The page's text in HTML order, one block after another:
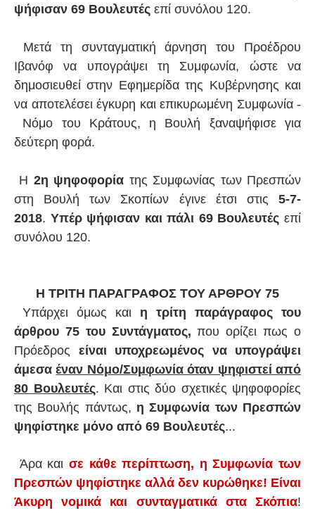
ψήφισαν 69 Βουλευτές επί συνόλου 120.
Μετά τη συνταγματική άρνηση του Προέδρου
Ιβανόφ να υπογράψει τη Συμφωνία, ώστε να
δημοσιευθεί στην Εφημερίδα της Κυβέρνησης και
να αποτελέσει έγκυρη και επικυρωμένη Συμφωνία -
Νόμο του Κράτους, η Βουλή ξαναψήφισε για
δεύτερη φορά.
Η 2η ψηφοφορία της Συμφωνίας των Πρεσπών
στη Βουλή των Σκοπίων έγινε έτσι στις 5-7-
2018. Υπέρ ψήφισαν και πάλι 69 Βουλευτέςεπί
συνόλου 120.
Η ΤΡΙΤΗ ΠΑΡΑΓΡΑΦΟΣ ΤΟΥ ΑΡΘΡΟΥ 75
Υπάρχει όμως και η τρίτη παράγραφος του
άρθρου 75 του Συντάγματος, που ορίζει πως ο
Πρόεδρος είναι υποχρεωμένος να υπογράψει
άμεσαέναν Νόμο/Συμφωνία όταν ψηφιστεί από
80 Βουλευτές. Και στις δύο σχετικές ψηφοφορίες
της Βουλής πάντως, η Συμφωνία των Πρεσπών
ψηφίστηκε μόνο από 69 Βουλευτές...
Άρα και σε κάθε περίπτωση, η Συμφωνία των
Πρεσπών ψηφίστηκε αλλά δεν κυρώθηκε! Είναι
Άκυρη νομικά και συνταγματικά στα Σκόπια!